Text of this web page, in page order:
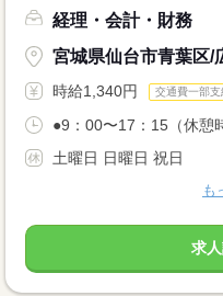
経理・会計・財務
宮城県仙台市青葉区/
時給1,340円 交通費一部支
●9：00〜17：15（休憩
土曜日 日曜日 祝日
も
求